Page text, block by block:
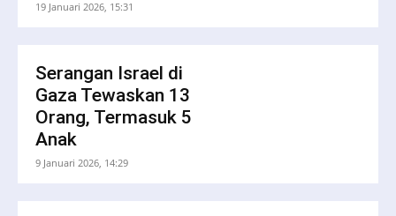
19 Januari 2026, 15:31
Serangan Israel di
Gaza Tewaskan 13
Orang, Termasuk 5
Anak
9 Januari 2026, 14:29